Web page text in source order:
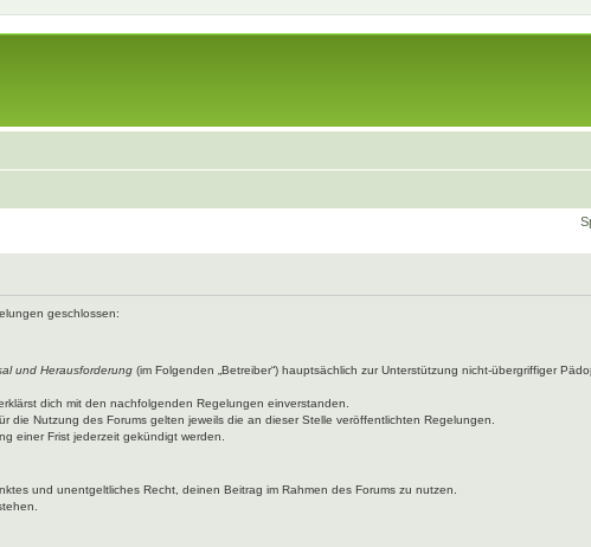
geschlossen:
und Herausforderung (im Folgenden „Betreiber“) hauptsächlich zur Unterstützung nicht-übergriffiger
dich mit den nachfolgenden Regelungen einverstanden.
Nutzung des Forums gelten jeweils die an dieser Stelle veröffentlichten Regelungen.
einer Frist jederzeit gekündigt werden.
und unentgeltliches Recht, deinen Beitrag im Rahmen des Forums zu nutzen.